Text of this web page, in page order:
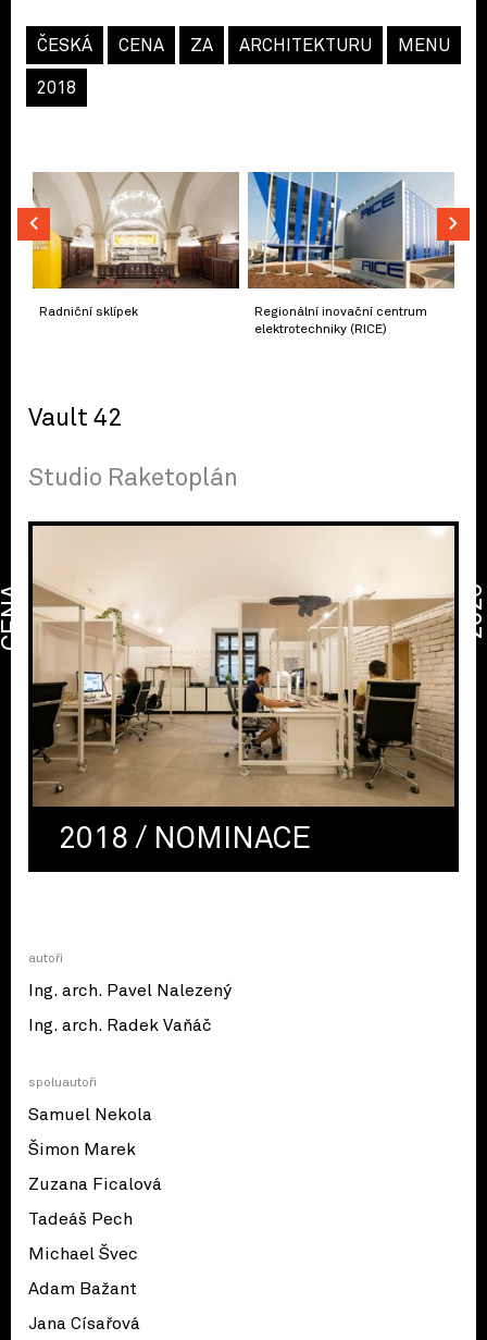
ČESKÁ CENA ZA ARCHITEKTURU
2018
MENU
Radniční sklípek
Regionální inovační centrum
elektrotechniky (RICE)
Vault 42
Studio Raketoplán
2018 / NOMINACE
autoři
Ing. arch. Pavel Nalezený
Ing. arch. Radek Vaňáč
spoluautoři
Samuel Nekola
Šimon Marek
Zuzana Ficalová
Tadeáš Pech
Michael Švec
Adam Bažant
Jana Císařová
CENA 2026